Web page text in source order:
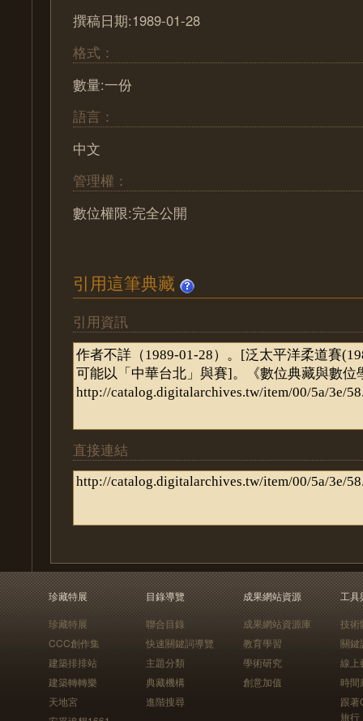
撰稿日期:1989-01-28
格式：
數量:一份
語言：
中文
管理權：
數位權限:完全公開
引用這筆典藏
引用資訊
直接連結
珍藏特展
珍藏特展
CCC創作集
建築排排站
建築轉轉樂
天地宮
目錄導覽
聯合目錄
快速關鍵詞導覽
主題分類
典藏機構
進階搜尋
成果網站資源
成果網站資源庫
教育學習
學術研究
創意加值
工具
技術
關鍵
線上
時間
跟
旅行